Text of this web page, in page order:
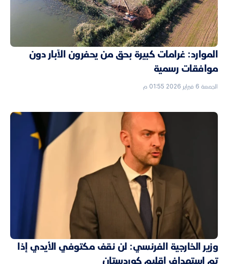
الموارد: غرامات كبيرة بحق من يحفرون الآبار دون
موافقات رسمية
الجمعة 6 فبراير 2026 01:55 م
وزير الخارجية الفرنسي: لن نقف مكتوفي الأيدي إذا
تم استهداف إقليم كوردستان